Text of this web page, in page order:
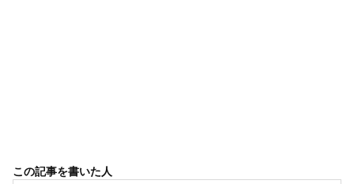
この記事を書いた人